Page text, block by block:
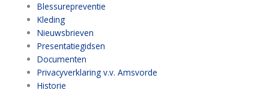
Blessurepreventie
Kleding
Nieuwsbrieven
Presentatiegidsen
Documenten
Privacyverklaring v.v. Amsvorde
Historie